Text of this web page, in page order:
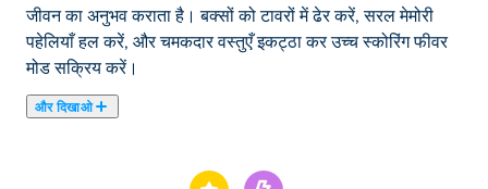
जीवन का अनुभव कराता है। बक्सों को टावरों में ढेर करें, सरल मेमोरी
पहेलियाँ हल करें, और चमकदार वस्तुएँ इकट्ठा कर उच्च स्कोरिंग फीवर
मोड सक्रिय करें।
और दिखाओ